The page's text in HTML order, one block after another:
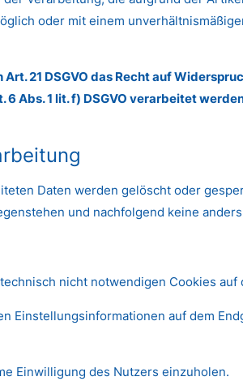
oder mit einem
21 DSGVO das Recht auf
Abs. 1 lit. f) DSGVO verarbeitet
Daten werden gelöscht oder
und nachfolgend keine
nicht notwendigen Cookies
Einstellungsinformationen auf dem
Einwilligung des Nutzers einzuholen.